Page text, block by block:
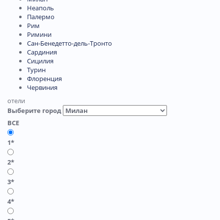
Неаполь
Палермо
Рим
Римини
Сан-Бенедетто-дель-Тронто
Сардиния
Сицилия
Турин
Флоренция
Червиния
отели
Выберите город
ВСЕ
1*
2*
3*
4*